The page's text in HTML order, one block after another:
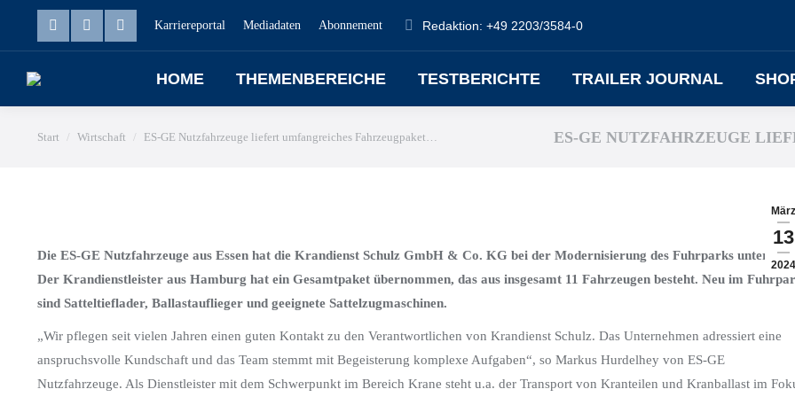
Karriereportal Mediadaten Abonnement Redaktion: +49 2203/3584-0
HOME THEMENBEREICHE TESTBERICHTE TRAILER JOURNAL
Sie befinden sich hier:
Start Wirtschaft ES-GE Nutzfahrzeuge liefert umfangreiches Fahrzeugpaket… ES-GE NUTZFAHRZEUGE
März
13
2024
Die ES-GE Nutzfahrzeuge aus Essen hat die Krandienst Schulz GmbH & Co. KG bei der Modernisierung des Fuhrparks
Der Krandienstleister aus Hamburg hat ein Gesamtpaket übernommen, das aus insgesamt 11 Fahrzeugen besteht. Neu im
sind Satteltieflader, Ballastauflieger und geeignete Sattelzugmaschinen.
„Wir pflegen seit vielen Jahren einen guten Kontakt zu den Verantwortlichen von Krandienst Schulz. Das Unternehmen adressiert eine
anspruchsvolle Kundschaft und das Team stemmt mit Begeisterung komplexe Aufgaben“, so Markus Hurdelhey von ES-GE
Nutzfahrzeuge. Als Dienstleister mit dem Schwerpunkt im Bereich Krane steht u.a. der Transport von Kranteilen und Kranballast im
HOME THEMENBEREICHE TESTBERICHTE